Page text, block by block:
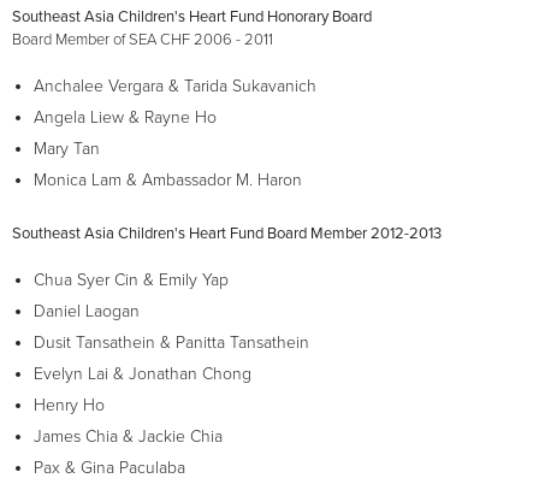
Southeast Asia Children's Heart Fund Honorary Board
Board Member of SEA CHF 2006 - 2011
Anchalee Vergara & Tarida Sukavanich
Angela Liew & Rayne Ho
Mary Tan
Monica Lam & Ambassador M. Haron
Southeast Asia Children's Heart Fund Board Member 2012-2013
Chua Syer Cin & Emily Yap
Daniel Laogan
Dusit Tansathein & Panitta Tansathein
Evelyn Lai & Jonathan Chong
Henry Ho
James Chia & Jackie Chia
Pax & Gina Paculaba